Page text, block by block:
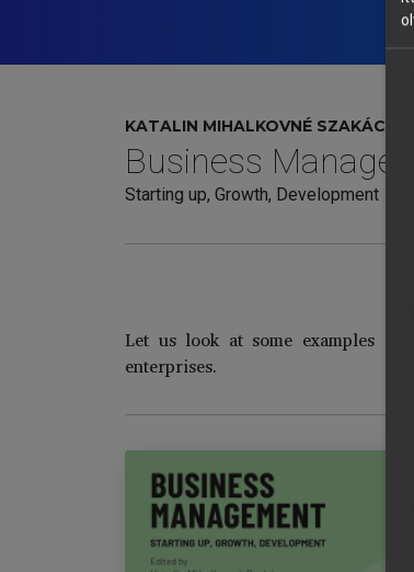
KATALIN MIHALKOVNÉ SZAKÁCS
Business
Starting up, Growth, Development
Let us look at some examples
enterprises.